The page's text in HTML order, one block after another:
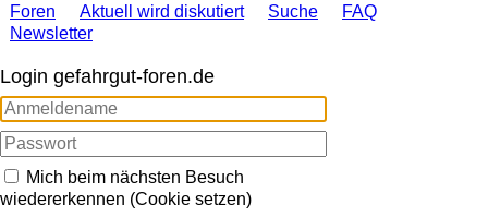
Foren
Aktuell wird diskutiert Suche
FAQ
Newsletter
Login gefahrgut-foren.de
Mich beim nächsten Besuch
wiedererkennen (Cookie setzen)